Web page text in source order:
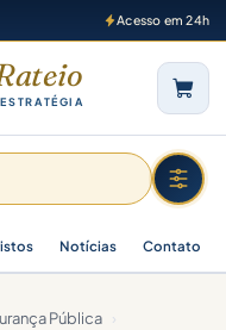
Acesso em 24h
Notícias Contato
Pública ›